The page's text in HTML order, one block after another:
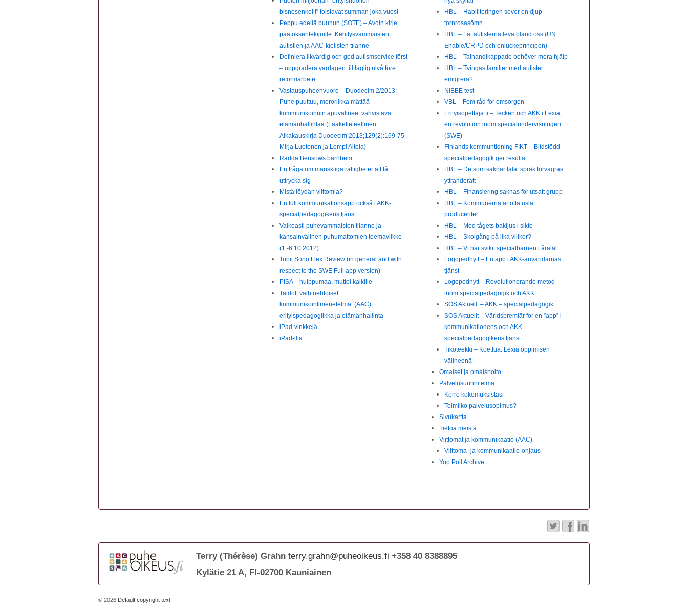
bisnesenkelit” toistavat summan joka vuosi
Peppu edellä puuhun (SOTE) – Avoin kirje
päätöksentekijöille: Kehitysvammaisten,
autistien ja AAC-kielisten tilanne
Definiera likvärdig och god autismservice först
– uppgradera vardagen till laglig nivå före
reformarbetet
Vastauspuheenvuoro – Duodecim 2/2013:
Puhe puuttuu, mororiikka mättää –
kommunikoinnin apuvälineet vahvistavat
elämänhallintaa (Lääketieteellinen
Aikakauskirja Duodecim 2013;129(2):169-75
Mirja Luotonen ja Lempi Aitola)
Rädda Bensows barnhem
En fråga om mänskliga rättigheter att få
uttrycka sig
Mistä löydän viittomia?
En full kommunikationsapp också i AKK-
specialpedagogikens tjänst
Vaikeasti puhevammaisten tilanne ja
kansainvälinen puhumattomien teemaviikko
(1.-6.10.2012)
Tobii Sono Flex Review (in general and with
respect to the SWE Full app version)
PISA – huippumaa, muttei kaikille
Taidot, vaihtoehtoiset
kommunikointimenetelmät (AAC),
erityispedagogiikka ja elämänhallinta
iPad-vinkkejä
iPad-ilta
HBL – Habiliteringen sover en djup
törnrosasömn
HBL – Låt autisterna leva bland oss (UN
Enable/CRPD och enluckeprincipen)
HBL – Talhandikappade behöver mera hjälp
HBL – Tvingas familjer med autister
emigrera?
NIBBE test
VBL – Fem råd för omsorgen
Erityisopettaja.fi – Tecken och AKK i Lexia,
en revolution inom specialundervisningen
(SWE)
Finlands kommuntidning FIKT – Bildstödd
specialpedagogik ger resultat
HBL – De som saknar talat språk förvägras
yttranderätt
HBL – Finansiering saknas för utsatt grupp
HBL – Kommunerna är ofta usla
producenter
HBL – Med tågets bakljus i sikte
HBL – Skolgång på lika villkor?
HBL – Vi har svikit specialbarnen i åratal
Logopednytt – En app i AKK-användarnas
tjänst
Logopednytt – Revolutionerande metod
inom specialpedagogik och AKK
SOS Aktuellt – AKK – specialpedagogik
SOS Aktuellt – Världspremiär för en ”app” i
kommunikationens och AKK-
specialpedagogikens tjänst
Tikoteekki – Koettua: Lexia oppimisen
välineenä
Omaiset ja omaishoito
Palvelusuunnitelma
Kerro kokemuksistasi
Toimiiko palvelusopimus?
Sivukartta
Tietoa meistä
Viittomat ja kommunikaatio (AAC)
Viittoma- ja kommunikaatio-ohjaus
Yop Poll Archive
Terry (Thérèse) Grahn terry.grahn@puheoikeus.fi +358 40 8388895
Kylätie 21 A, FI-02700 Kauniainen
© 2026 Default copyright text